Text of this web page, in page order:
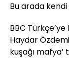
Bu arada kendi
BBC
Haydar
kuşağı mafya’